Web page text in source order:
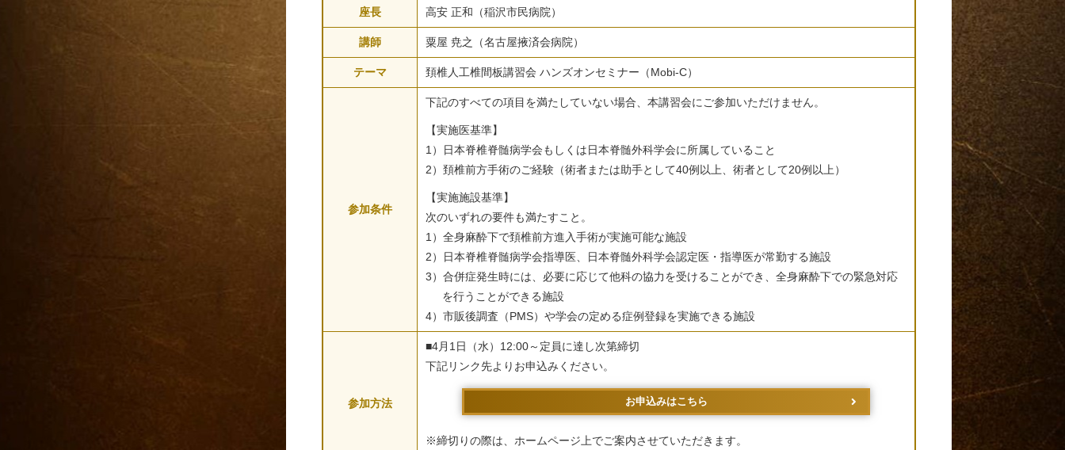
座長 高安 正和（稲沢市民病院）
講師 粟屋 尭之（名古屋掖済会病院）
テーマ 頚椎人工椎間板講習会 ハンズオンセミナー（Mobi-C）
参加条件
下記のすべての項目を満たしていない場合、本講習会にご参加いただけません。
【実施医基準】
1）日本脊椎脊髄病学会もしくは日本脊髄外科学会に所属していること
2）頚椎前方手術のご経験（術者または助手として40例以上、術者として20例以上）
【実施施設基準】
次のいずれの要件も満たすこと。
1）全⾝⿇酔下で頚椎前⽅進⼊⼿術が実施可能な施設
2）⽇本脊椎脊髄病学会指導医、⽇本脊髄外科学会認定医・指導医が常勤する施設
3）合併症発⽣時には、必要に応じて他科の協⼒を受けることができ、全⾝⿇酔下での緊急対応
を⾏うことができる施設
4）市販後調査（PMS）や学会の定める症例登録を実施できる施設
参加方法
■4月1日（水）12:00～定員に達し次第締切
下記リンク先よりお申込みください。
お申込みはこちら
※締切りの際は、ホームページ上でご案内させていただきます。